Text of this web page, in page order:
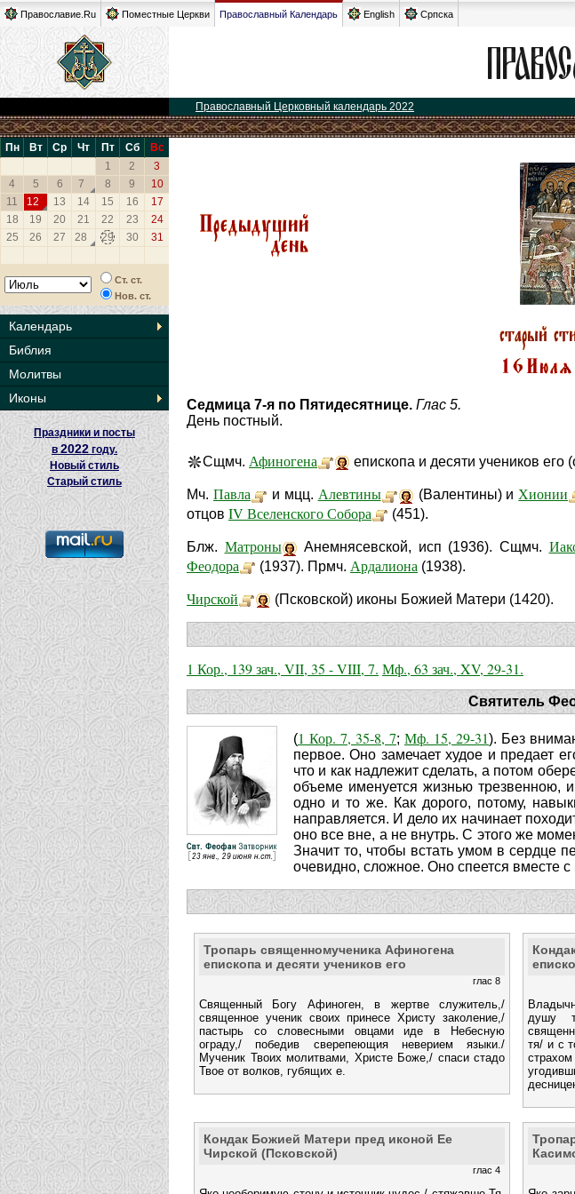
Православие.Ru Поместные Церкви Православный Календарь English Српска
Православный Церковный календарь 2022
Пн Вт Ср Чт Пт Сб
Вс
1
2
3
4
5 6 7 8 9
10
11
12 13 14 15 16
17
18
19 20 21 22 23
24
25
26 27 28 29 30 31
Ст. ст.
Нов. ст.
Календарь
Библия
Молитвы
Иконы
Праздники и посты
в2022 году.
Новый стиль
Старый стиль
Седмица 7-я по Пятидесятнице. Глас 5.
День постный.
Сщмч. Афиногена епископа и десяти учеников его
Мч. Павла и мцц. Алевтины (Валентины) иХионии
отцов IV Вселенского Собора (451).
Блж. Матроны Анемнясевской, исп (1936). Cщмч.
Феодора (1937). Прмч. Ардалиона (1938).
Чирской (Псковской) иконы Божией Матери (1420).
1 Кор., 139 зач., VII, 35 - VIII, 7. Мф., 63 зач., XV, 29-31.
Святитель
(1 Кор. 7, 35-8, 7; Мф. 15, 29-31). Без
первое. Оно замечает худое и предает
что и как надлежит сделать, а потом
объеме именуется жизнью трезвенною,
одно и то же. Как дорого, потому,
направляется. И дело их начинает
оно все вне, а не внутрь. С этого же
Значит то, чтобы встать умом в сердце
очевидно, сложное. Оно спеется вместе с
Тропарь священномученика Афиногена
епископа и десяти учеников его
глас 8
Священный Богу Афиноген, в жертве служитель,/
священное ученик своих принесе Христу заколение,/
пастырь со словесными овцами иде в Небесную
ограду,/ победив сверепеющия неверием языки./
Мученик Твоих молитвами, Христе Боже,/ спаси стадо
Твое от волков, губящих е.
душу
тя/ и с
Кондак Божией Матери пред иконой Ее
Чирской (Псковской)
глас 4